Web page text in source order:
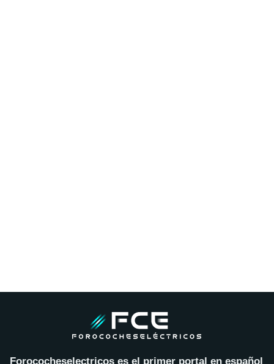
Forococheselectricos es el primer portal en español